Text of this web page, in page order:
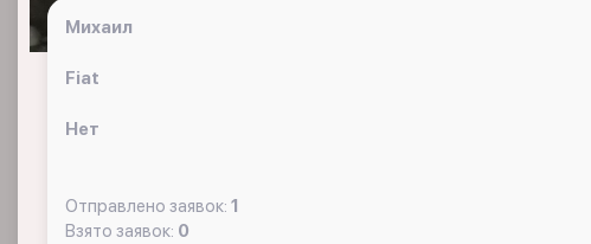
Михаил
Fiat
Нет
Отправлено заявок: 1
Взято заявок: 0